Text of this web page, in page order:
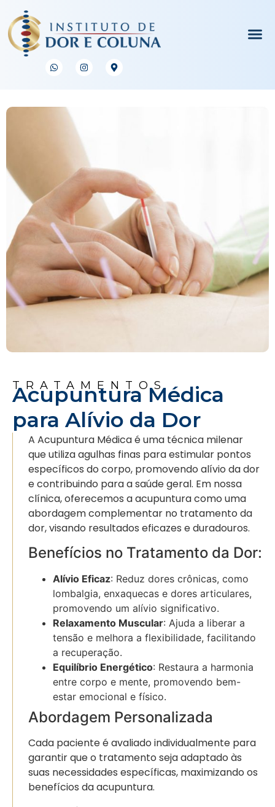
TRATAMENTOS
Acupuntura Médica
para Alívio da Dor
A Acupuntura Médica é uma técnica milenar
que utiliza agulhas finas para estimular pontos
específicos do corpo, promovendo alívio da dor
e contribuindo para a saúde geral. Em nossa
clínica, oferecemos a acupuntura como uma
abordagem complementar no tratamento da
dor, visando resultados eficazes e duradouros.
Benefícios no Tratamento da Dor:
Alívio Eficaz: Reduz dores crônicas, como
lombalgia, enxaquecas e dores articulares,
promovendo um alívio significativo.
Relaxamento Muscular: Ajuda a liberar a
tensão e melhora a flexibilidade, facilitando
a recuperação.
Equilíbrio Energético: Restaura a harmonia
entre corpo e mente, promovendo bem-
estar emocional e físico.
Abordagem Personalizada
Cada paciente é avaliado individualmente para
garantir que o tratamento seja adaptado às
suas necessidades específicas, maximizando os
benefícios da acupuntura.